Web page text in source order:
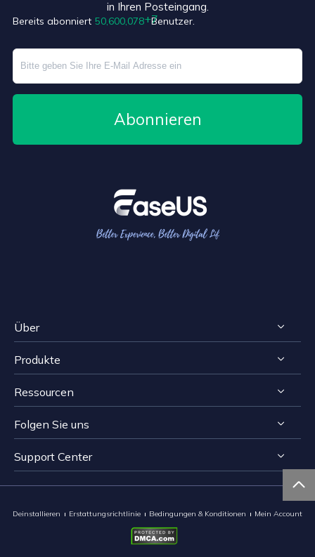
in Ihren Posteingang.
Bereits abonniert 50,600,085 Benutzer.
Abonnieren
Über
Impressum
Reviews & Awards
Lizenzvereinbarung
Produkte
RecExperts für Windows
RecExperts für Mac
Online Screen Recorder
Ressourcen
Bildschirmaufnahme-Tipps
Mac App Store
Folgen Sie uns
  
Support Center
Deinstallieren Erstattungsrichtlinie Bedingungen & Konditionen Mein Account
